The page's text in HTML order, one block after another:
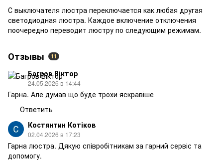
С выключателя люстра переключается как любая другая
светодиодная люстра. Каждое включение отключения
поочередно переводит люстру по следующим режимам.
Отзывы 11
Багров Віктор
24.05.2026 в 14:44
Гарна. Але думав що буде трохи яскравіше
Ответить
Костянтин Котіков
02.04.2026 в 17:23
Гарна люстра. Дякую співробітникам за гарний сервіс та
допомогу.